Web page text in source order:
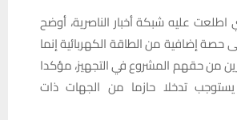
عليه شبكة أخبار الناصرية، أوضح
إضافية من الطاقة الكهربائية إنما
من حقهم المشروع في التجهيز، مؤكدا
تدخلا حازما من الجهات ذات